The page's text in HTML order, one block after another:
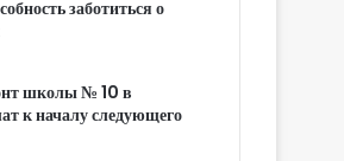
заботиться о
школы № 10 в
к началу следующего